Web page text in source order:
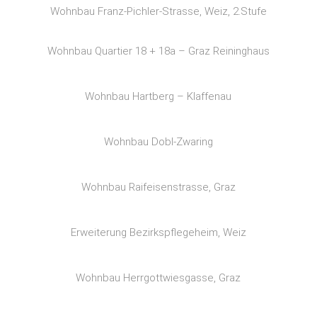
Wohnbau Franz-Pichler-Strasse, Weiz, 2.Stufe
Wohnbau Quartier 18 + 18a – Graz Reininghaus
Wohnbau Hartberg – Klaffenau
Wohnbau Dobl-Zwaring
Wohnbau Raifeisenstrasse, Graz
Erweiterung Bezirkspflegeheim, Weiz
Wohnbau Herrgottwiesgasse, Graz